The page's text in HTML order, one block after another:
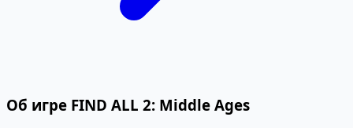
Об игре FIND ALL 2: Middle Ages